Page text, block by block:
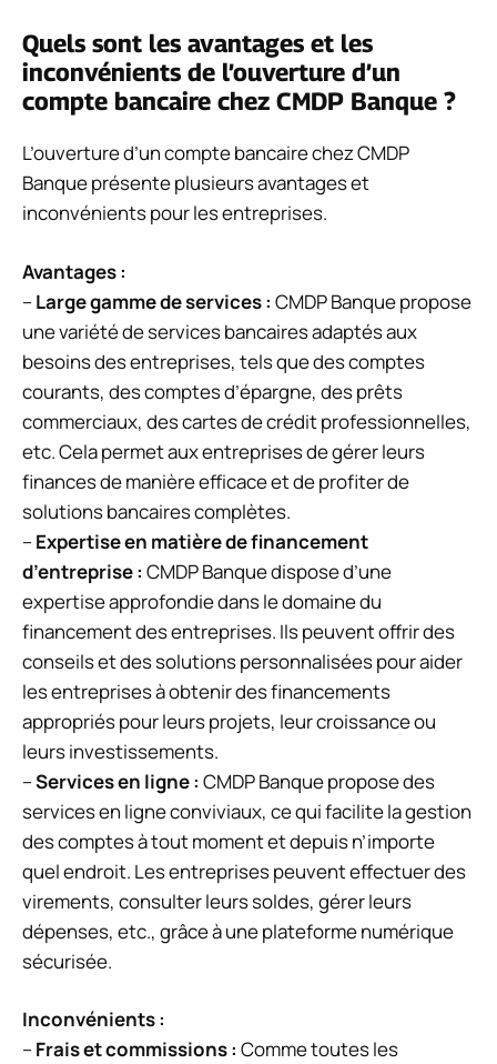
Quels sont les avantages et les
inconvénients de l’ouverture d’un
compte bancaire chez CMDP Banque ?
L’ouverture d’un compte bancaire chez CMDP
Banque présente plusieurs avantages et
inconvénients pour les entreprises.
Avantages :
–Large gamme de services : CMDP Banque propose
une variété de services bancaires adaptés aux
besoins des entreprises, tels que des comptes
courants, des comptes d’épargne, des prêts
commerciaux, des cartes de crédit professionnelles,
etc. Cela permet aux entreprises de gérer leurs
finances de manière efficace et de profiter de
solutions bancaires complètes.
–Expertise en matière de financement
d’entreprise : CMDP Banque dispose d’une
expertise approfondie dans le domaine du
financement des entreprises. Ils peuvent offrir des
conseils et des solutions personnalisées pour aider
les entreprises à obtenir des financements
appropriés pour leurs projets, leur croissance ou
leurs investissements.
–Services en ligne : CMDP Banque propose des
services en ligne conviviaux, ce qui facilite la gestion
des comptes à tout moment et depuis n’importe
quel endroit. Les entreprises peuvent effectuer des
virements, consulter leurs soldes, gérer leurs
dépenses, etc., grâce à une plateforme numérique
sécurisée.
Inconvénients :
–Frais et commissions : Comme toutes les